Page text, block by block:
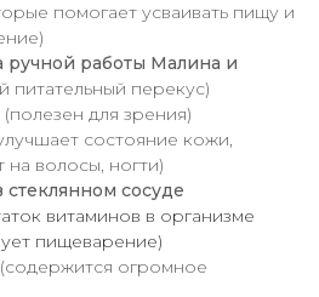
помогает усваивать пищу и
ручной работы Малина и
питательный перекус)
(полезен для зрения)
состояние кожи,
на волосы, ногти)
сосуде
витаминов в организме
пищеварение)
(содержится огромное